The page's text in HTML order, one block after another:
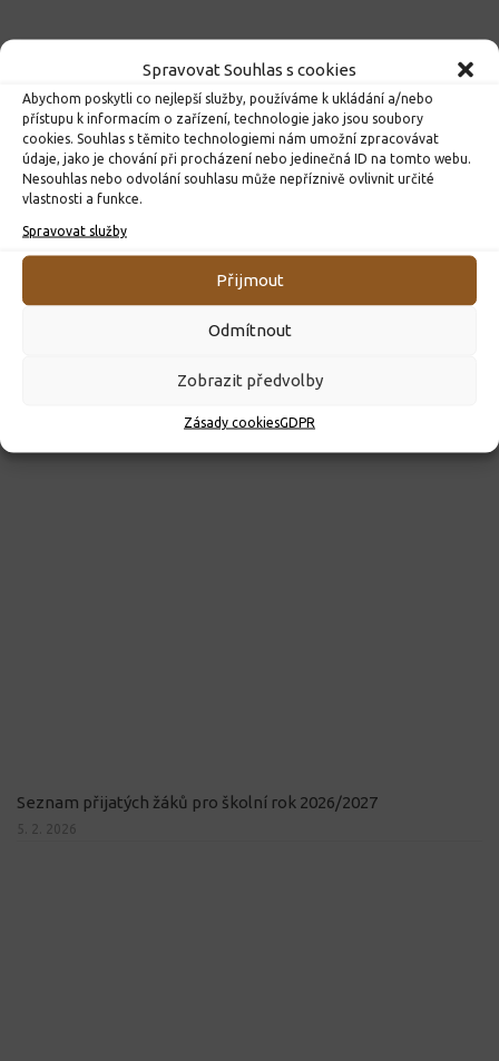
Spravovat Souhlas s cookies
Abychom poskytli co nejlepší služby, používáme k ukládání a/nebo
přístupu k informacím o zařízení, technologie jako jsou soubory
cookies. Souhlas s těmito technologiemi nám umožní zpracovávat
údaje, jako je chování při procházení nebo jedinečná ID na tomto webu.
Nesouhlas nebo odvolání souhlasu může nepříznivě ovlivnit určité
vlastnosti a funkce.
Spravovat služby
Přijmout
Odmítnout
Zobrazit předvolby
Zásady cookiesGDPR
10. 4. 2026
Seznam přijatých žáků pro školní rok 2026/2027
5. 2. 2026